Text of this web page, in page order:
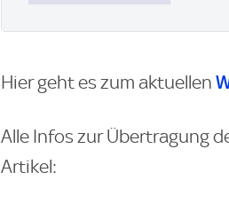
Hier geht es zum aktuellen
Alle Infos zur Übertragung
Artikel: